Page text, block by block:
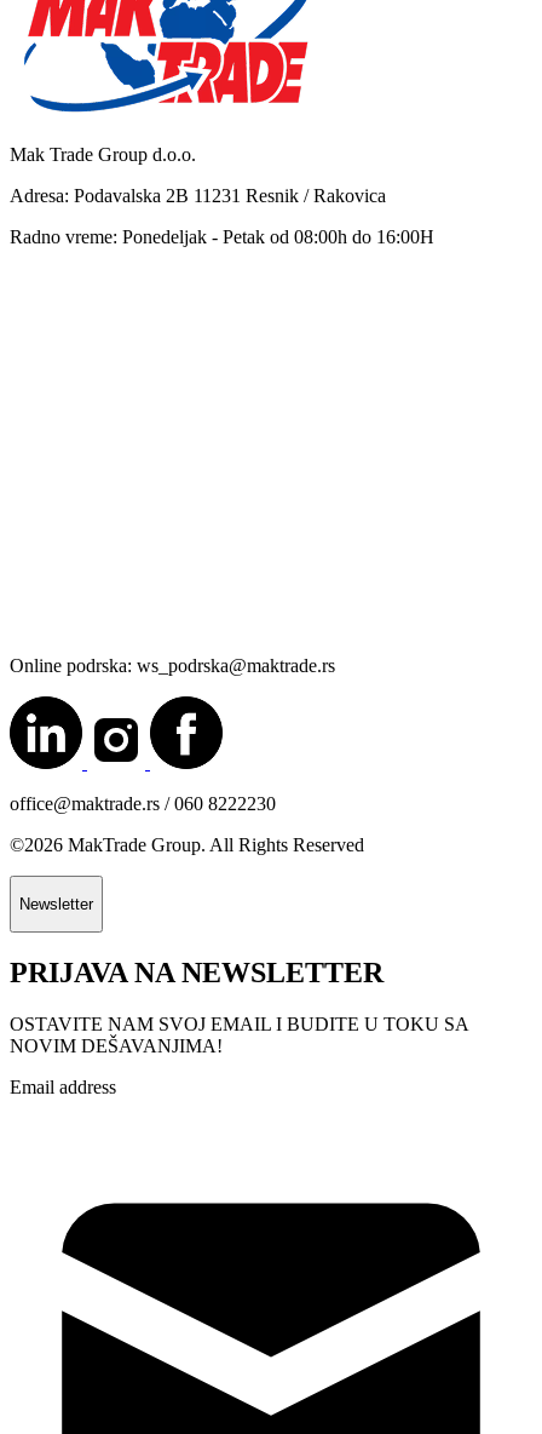
Mak Trade Group d.o.o.
Adresa: Podavalska 2B 11231 Resnik / Rakovica
Radno vreme: Ponedeljak - Petak od 08:00h do 16:00H
Online podrska: ws_podrska@maktrade.rs
office@maktrade.rs / 060 8222230
©2026 MakTrade Group. All Rights Reserved
Newsletter
PRIJAVA NA NEWSLETTER
OSTAVITE NAM SVOJ EMAIL I BUDITE U TOKU SA
NOVIM DEŠAVANJIMA!
Email address